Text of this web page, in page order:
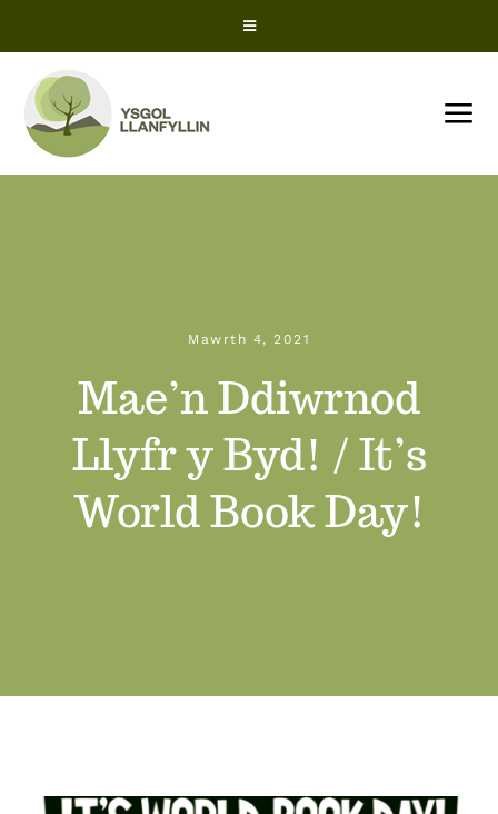
to
content
Toggle
Navigation
Cyfleoedd Gwaith
Office 365
ClassCharts – Myfyriwr
Swyddi Gwag
Mawrth 4, 2021
Mae’n Ddiwrnod
Llyfr y Byd! / It’s
World Book Day!